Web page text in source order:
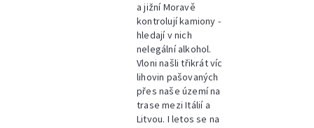
a jižní Moravě
kontrolují kamiony -
hledají v nich
nelegální alkohol.
Vloni našli třikrát víc
lihovin pašovaných
přes naše území na
trase mezi Itálií a
Litvou. I letos se na